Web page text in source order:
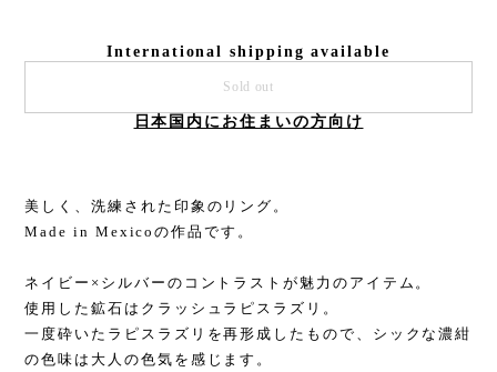
International shipping available
Sold out
日本国内にお住まいの方向け
美しく、洗練された印象のリング。
Made in Mexicoの作品です。
ネイビー×シルバーのコントラストが魅力のアイテム。
使用した鉱石はクラッシュラピスラズリ。
一度砕いたラピスラズリを再形成したもので、シックな濃紺
の色味は大人の色気を感じます。